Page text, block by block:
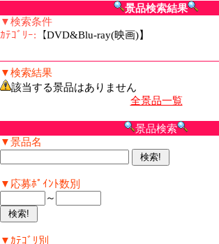
景品検索結果
▼検索条件
ｶﾃｺﾞﾘｰ: 【DVD&Blu-ray(映画)】
▼検索結果
該当する景品はありません
全景品一覧
景品検索
▼景品名
▼応募ﾎﾟｲﾝﾄ数別
～
▼ｶﾃｺﾞﾘ別